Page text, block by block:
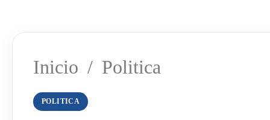
Inicio / Politica
POLITICA